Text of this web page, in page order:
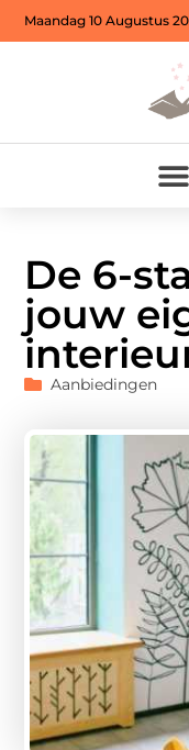
Maandag 10 Augustus
De 6-
jouw
Aanbiedingen